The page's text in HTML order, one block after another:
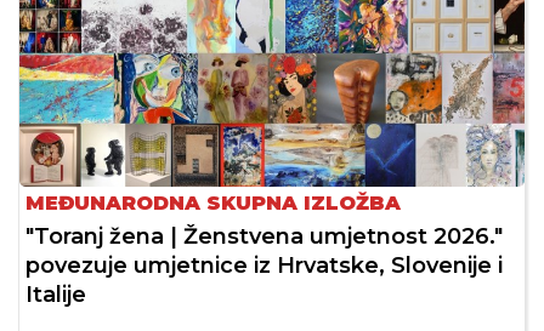
MEĐUNARODNA SKUPNA IZLOŽBA
"Toranj žena | Ženstvena umjetnost 2026."
povezuje umjetnice iz Hrvatske, Slovenije i
Italije